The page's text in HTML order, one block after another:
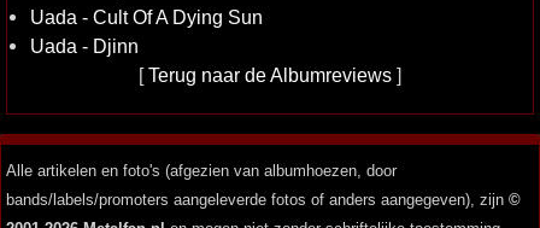
Uada - Cult Of A Dying Sun
Uada - Djinn
[Terug naar de Albumreviews ]
Alle artikelen en foto's (afgezien van albumhoezen, door
bands/labels/promoters aangeleverde fotos of anders aangegeven), zijn ©